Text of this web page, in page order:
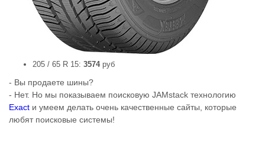
205 / 65 R 15: 3574руб
- Вы продаете шины?
- Нет. Но мы показываем поисковую JAMstack технологию
Exact и умеем делать очень качественные сайты, которые
любят поисковые системы!